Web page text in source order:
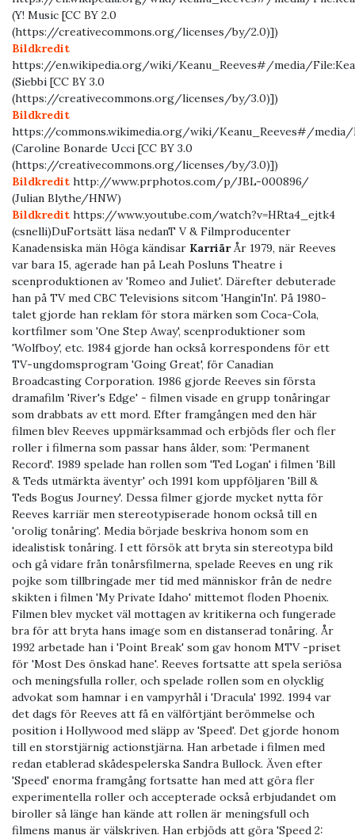
(Y! Music [CC BY 2.0
(https://creativecommons.org/licenses/by/2.0)])
Bildkredit
https://en.wikipedia.org/wiki/Keanu_Reeves#/media/
(Siebbi [CC BY 3.0
(https://creativecommons.org/licenses/by/3.0)])
Bildkredit
https://commons.wikimedia.org/wiki/Keanu_Reeves#/media/
(Caroline Bonarde Ucci [CC BY 3.0
(https://creativecommons.org/licenses/by/3.0)])
Bildkredit http://www.prphotos.com/p/JBL-000896/
(Julian Blythe/HNW)
Bildkredit https://www.youtube.com/watch?v=HRta4_ejtk4
(csnelli)DuFortsätt läsa nedanT V & Filmproducenter
Kanadensiska män Höga kändisar KarriärÅr 1979, när Reeves
var bara 15, agerade han på Leah Posluns Theatre i
scenproduktionen av 'Romeo and Juliet'. Därefter debuterade
han på TV med CBC Televisions sitcom 'Hangin'In'. På 1980-
talet gjorde han reklam för stora märken som Coca-Cola,
kortfilmer som 'One Step Away', scenproduktioner som
'Wolfboy', etc. 1984 gjorde han också korrespondens för ett
TV-ungdomsprogram 'Going Great', för Canadian
Broadcasting Corporation. 1986 gjorde Reeves sin första
dramafilm 'River's Edge' - filmen visade en grupp tonåringar
som drabbats av ett mord. Efter framgången med den här
filmen blev Reeves uppmärksammad och erbjöds fler och fler
roller i filmerna som passar hans ålder, som: 'Permanent
Record'. 1989 spelade han rollen som 'Ted Logan' i filmen 'Bill
& Teds utmärkta äventyr' och 1991 kom uppföljaren 'Bill &
Teds Bogus Journey'. Dessa filmer gjorde mycket nytta för
Reeves karriär men stereotypiserade honom också till en
'orolig tonåring'. Media började beskriva honom som en
idealistisk tonåring. I ett försök att bryta sin stereotypa bild
och gå vidare från tonårsfilmerna, spelade Reeves en ung rik
pojke som tillbringade mer tid med människor från de nedre
skikten i filmen 'My Private Idaho' mittemot floden Phoenix.
Filmen blev mycket väl mottagen av kritikerna och fungerade
bra för att bryta hans image som en distanserad tonåring. År
1992 arbetade han i 'Point Break' som gav honom MTV -priset
för 'Most Des önskad hane'. Reeves fortsatte att spela seriösa
och meningsfulla roller, och spelade rollen som en olycklig
advokat som hamnar i en vampyrhål i 'Dracula' 1992. 1994 var
det dags för Reeves att få en välförtjänt berömmelse och
position i Hollywood med släpp av 'Speed'. Det gjorde honom
till en storstjärnig actionstjärna. Han arbetade i filmen med
redan etablerad skådespelerska Sandra Bullock. Även efter
'Speed' enorma framgång fortsatte han med att göra fler
experimentella roller och accepterade också erbjudandet om
biroller så länge han kände att rollen är meningsfull och
filmens manus är välskriven. Han erbjöds att göra 'Speed ​​2: